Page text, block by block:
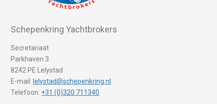
Schepenkring Yachtbrokers
Secretariaat
Parkhaven 3
8242 PE Lelystad
E-mail: lelystad@schepenkring.nl
Telefoon: +31 (0)320 711340